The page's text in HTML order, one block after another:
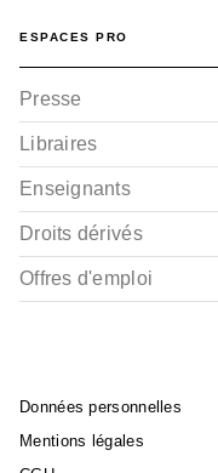
ESPACES PRO
Presse
Libraires
Enseignants
Droits dérivés
Offres d'emploi
Données personnelles
Mentions légales